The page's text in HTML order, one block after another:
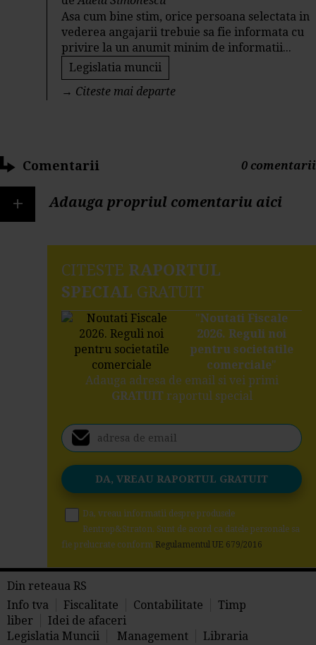
Asa cum bine stim, orice persoana selectata in
vederea angajarii trebuie sa fie informata cu
privire la un anumit minim de informatii...
Legislatia muncii
→ Citeste mai departe
Comentarii 0 comentarii
+ Adauga propriul comentariu aici
CITESTE RAPORTUL
SPECIAL GRATUIT
"Noutati Fiscale
2026. Reguli noi
pentru societatile
comerciale"
Adauga adresa de email si vei primi
GRATUITraportul special
Da, vreau informatii despre produsele
Rentrop&Straton. Sunt de acord ca datele personale sa
fie prelucrate conform Regulamentul UE 679/2016
Din reteaua RS
Info tva
Fiscalitate Contabilitate
Timp
liber
Idei de afaceri
Legislatia Muncii
Management Libraria